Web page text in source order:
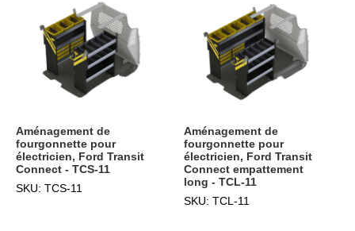
Aménagement de
fourgonnette pour
électricien, Ford Transit
Connect - TCS-11
SKU: TCS-11
Aménagement de
fourgonnette pour
électricien, Ford Transit
Connect empattement
long - TCL-11
SKU: TCL-11